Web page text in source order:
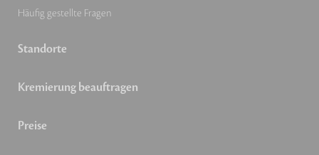
Häufig gestellte Fragen
Standorte
Kremierung beauftragen
Preise